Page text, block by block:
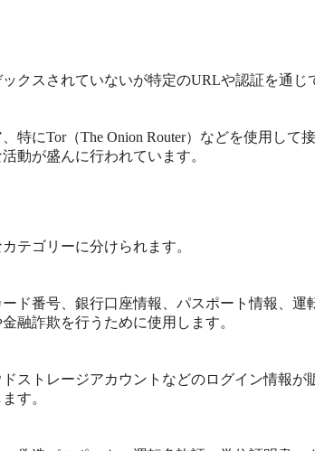
クスされていないが特定のURLや認証を通じ
にTor（The Onion Router）などを使用して接
動が盛んに行われています。
テゴリーに分けられます。
ド番号、銀行口座情報、パスポート情報、運
融詐欺を行うために使用します。
ストレージアカウントなどのログイン情報が
す。